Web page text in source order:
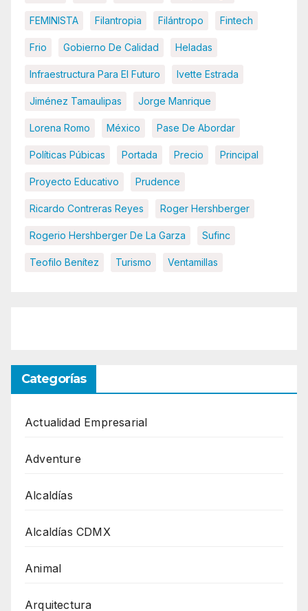
FEMINISTA Filantropia Filántropo Fintech
Frio Gobierno De Calidad Heladas
Infraestructura Para El Futuro Ivette Estrada
Jiménez Tamaulipas Jorge Manrique
Lorena Romo México Pase De Abordar
Políticas Púbicas Portada Precio Principal
Proyecto Educativo Prudence
Ricardo Contreras Reyes Roger Hershberger
Rogerio Hershberger De La Garza Sufinc
Teofilo Benítez Turismo Ventamillas
Categorías
Actualidad Empresarial
Adventure
Alcaldías
Alcaldías CDMX
Animal
Arquitectura